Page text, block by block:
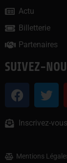
Actu
Billetterie
Partenaires
SUIVEZ-
Inscrivez-
Mentions